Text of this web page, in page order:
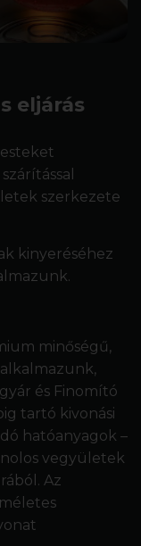
eljárás
szerkezete
kinyeréséhez
minőségű,
és Finomító
tartó kivonási
hatóanyagok –
vegyületek
Az